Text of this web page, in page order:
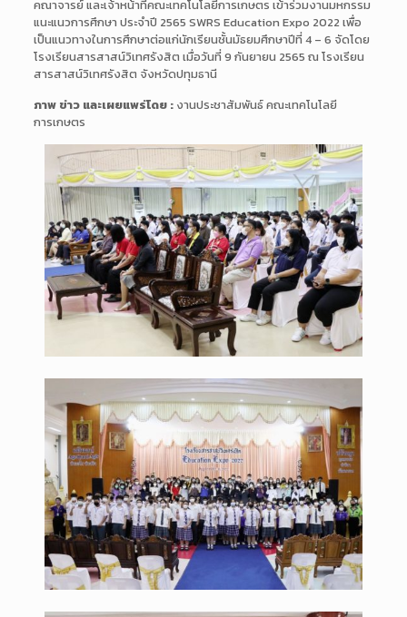
คณาจารย์ และเจ้าหน้าที่คณะเทคโนโลยีการเกษตร เข้าร่วมงานมหกรรม
แนะแนวการศึกษา ประจำปี 2565 SWRS Education Expo 2022 เพื่อ
เป็นแนวทางในการศึกษาต่อแก่นักเรียนชั้นมัธยมศึกษาปีที่ 4 – 6 จัดโดย
โรงเรียนสารสาสน์วิเทศรังสิต เมื่อวันที่ 9 กันยายน 2565 ณ โรงเรียน
สารสาสน์วิเทศรังสิต จังหวัดปทุมธานี
ภาพ ข่าว และเผยแพร่โดย :งานประชาสัมพันธ์ คณะเทคโนโลยี
การเกษตร